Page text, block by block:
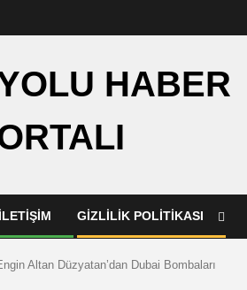
HABER
İLETIŞIM GIZLILIK POLITIKASI
Altan Düzyatan’dan Dubai Bombaları